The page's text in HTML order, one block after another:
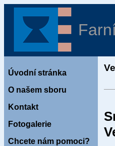
Úvodní stránka
O našem sboru
Kontakt
Fotogalerie
Chcete nám pomoci?